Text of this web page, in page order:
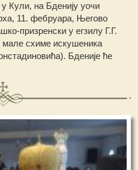
Кули, на Бденију уочи
11. фебруара, Његово
призренски у егзилу Г.Г.
схиме искушеника
Бденије ће